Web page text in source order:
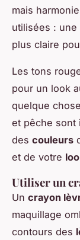
mais
utilisées :
plus claire
Les tons
pour un look
quelque
et pêche sont
des couleurs
et de votre
Utiliser un
Un crayon
maquillage
contours des